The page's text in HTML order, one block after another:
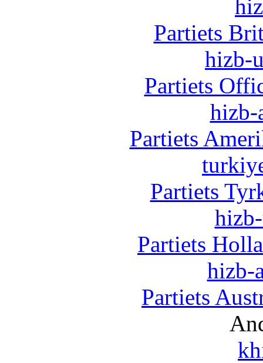
Partiets
hizb-
Partiets
hizb-
Partiets
Partiets
Partiets
hizb-
Partiets